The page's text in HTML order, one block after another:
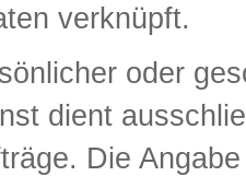
verknüpft.
oder
dient
Die